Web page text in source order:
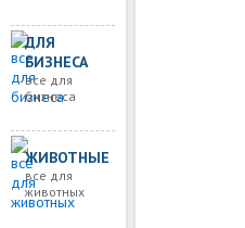
ДЛЯ
БИЗНЕСА
все для
бизнеса
ЖИВОТНЫЕ
все для
животных